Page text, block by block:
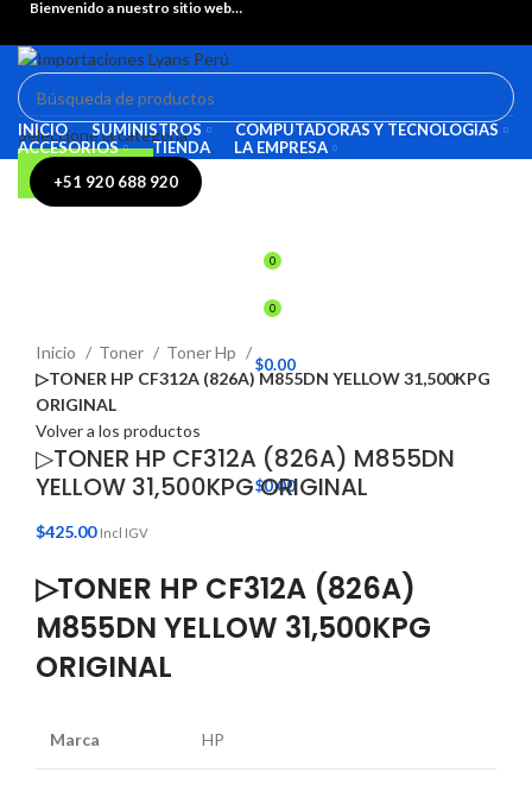
Bienvenido a nuestro sitio web…
Seleccione la categoría
BÚSQUEDA
0
0
/ $0.00
/$0.00
INICIO SUMINISTROS
COMPUTADORAS Y TECNOLOGIAS
ACCESORIOS
TIENDA
LA EMPRESA
+51 920 688 920
Inicio
Toner
Toner Hp
▷TONER HP CF312A (826A) M855DN YELLOW 31,500KPG
ORIGINAL
Volver a los productos
▷TONER HP CF312A (826A) M855DN
YELLOW 31,500KPG ORIGINAL
$425.00 Incl IGV
▷TONER HP CF312A (826A)
M855DN YELLOW 31,500KPG
ORIGINAL
Marca HP